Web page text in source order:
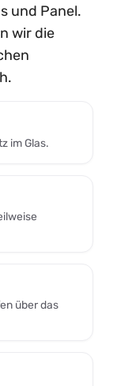
und Panel.
wir die
im Glas.
über das